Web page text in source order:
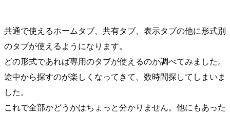
共通で使えるホームタブ、共有タブ、表示タブの他に形式別
のタブが使えるようになります。
どの形式であれば専用のタブが使えるのか調べてみました。
途中から探すのが楽しくなってきて、数時間探してしまいま
した。
これで全部かどうかはちょっと分かりません。他にもあった